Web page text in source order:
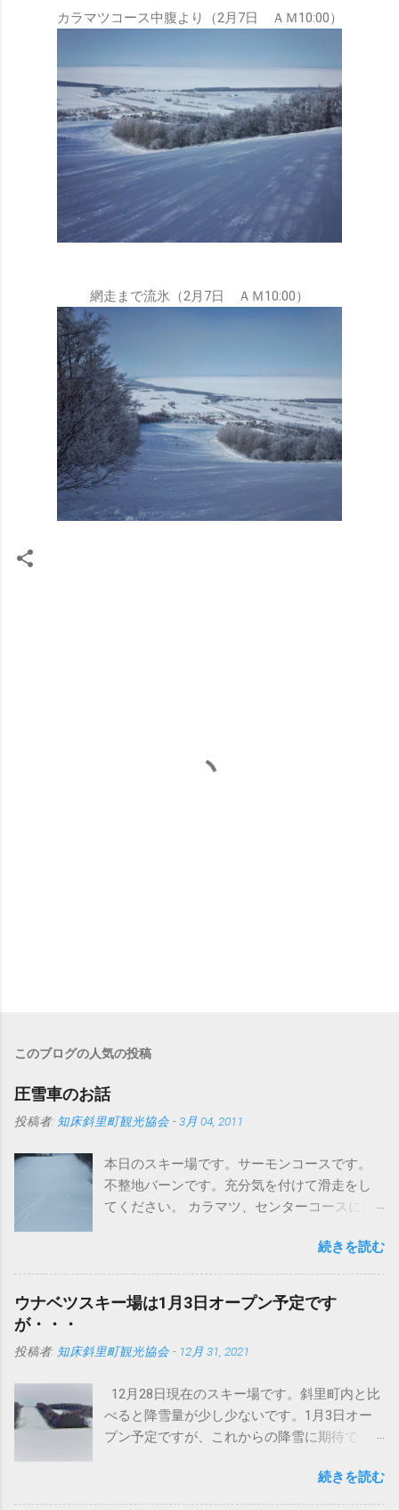
カラマツコース中腹より（2月7日 ＡＭ10:00）
網走まで流氷（2月7日 ＡＭ10:00）
このブログの人気の投稿
圧雪車のお話
投稿者: 知床斜里町観光協会 -3月 04, 2011
本日のスキー場です。サーモンコースです。
不整地バーンです。充分気を付けて滑走をし
てください。 カラマツ、センターコースには
写真をどうぞ タイヤが地形に合わせて滑らか
に動いています。おかげでドンという振動が
なくなりました。 今までは、登ったら車体ご
と空に向かって、頂点から今度は地面にドン
います。しっかり接地面をとらえてるという
のメーカーもこんなの当たり前かもしれませ
んが・・・ このブログで何回か紹介していま
すが、イタリアプリノート社製バイソンＸ
はウシ科バイソン属の大形の野牛で、肩が盛
り上がり頭は巨大。ヨーロッパバイソンと、
続きを読む
ウナベツスキー場は1月3日オープン予定です
が・・・
投稿者: 知床斜里町観光協会 - 12月 31, 2021
12月28日現在のスキー場です。斜里町内と比
べると降雪量が少し少ないです。1月3日オー
プン予定ですが、これからの降雪に期待で
る可能性もございます。 スキー場の営業状況
は今後、 公式ツイッター にて発信します。今
続きを読む